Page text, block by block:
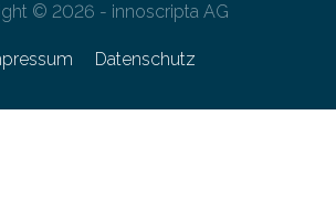
© 2026 - innoscripta AG
Datenschutz